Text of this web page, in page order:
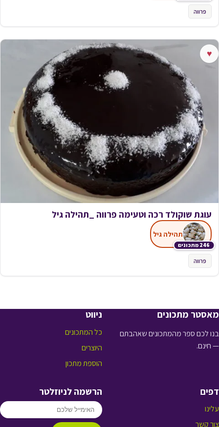
פרווה
♥
עוגת שוקולד רכה וטעימה פרווה _תהילה גיל
246 מתכונים
תהילה גיל
פרווה
מאסטר מתכונים
בנו לכם ספר מהמתכונים שאהבתם
— חינם.
ניווט
כל המתכונים
היוצרים
הוספת מתכון
דפים
עלינו
צור קשר
הרשמה לניוזלטר